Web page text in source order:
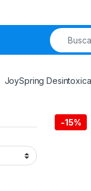
Search
JoySpring
-15%